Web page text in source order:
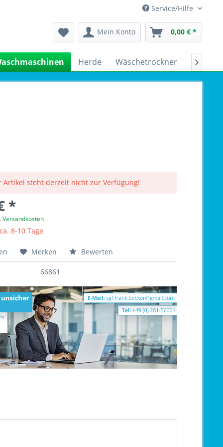
Service/Hilfe
Mein Konto 0,00 € *
Herde Wäschetrockner 
Artikel steht derzeit nicht zur Verfügung!
*
Versandkosten
8-10 Tage
Merken Bewerten
66861